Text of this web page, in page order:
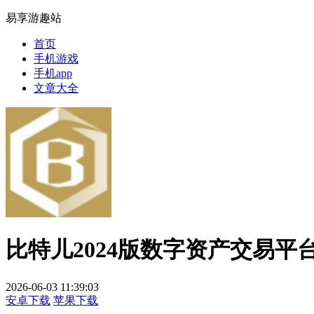
易享游趣站
首页
手机游戏
手机app
文章大全
比特儿2024版数字资产交易平
2026-06-03 11:39:03
安卓下载 苹果下载